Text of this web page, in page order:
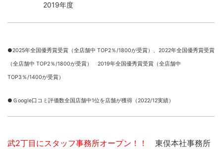
2019年度
●2025年全国優秀賞受賞（全店舗中 TOP2％/1800が受賞）、 2022年全国優秀賞受賞
（全店舗中 TOP2％/1800が受賞） 2019年全国優秀賞受賞（全店舗中
TOP3％/1400が受賞）
●Ｇoogle口コミ評価数全国店舗中1位を店舗が獲得（2022/12実績）
武2丁目にスタッフ事務所オープン！！
東俣本社事務所